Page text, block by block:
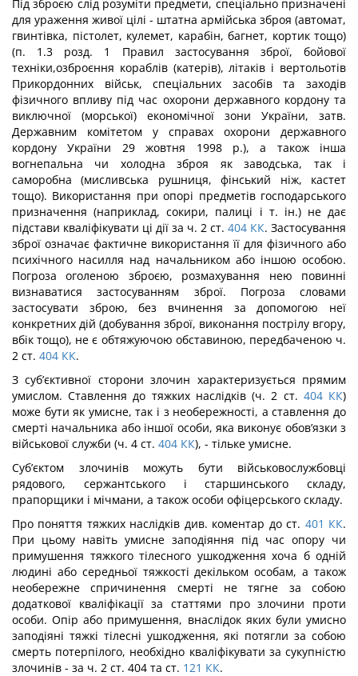
Під зброєю слід розуміти предмети, спеціально призначені
для ураження живої цілі - штатна армійська зброя (автомат,
гвинтівка, пістолет, кулемет, карабін, багнет, кортик тощо)
(п. 1.3 розд. 1 Правил застосування зброї, бойової
техніки,озброєння кораблів (катерів), літаків і вертольотів
Прикордонних військ, спеціальних засобів та заходів
фізичного впливу під час охорони державного кордону та
виключної (мор­ської) економічної зони України, затв.
Державним комітетом у справах охорони державного
кордону України 29 жовтня 1998 р.), а також інша
вогнепальна чи хо­лодна зброя як заводська, так і
саморобна (мисливська рушниця, фінський ніж, кастет
тощо). Використання при опорі предметів господарського
призначення (наприклад, сокири, палиці і т. ін.) не дає
підстави кваліфікувати ці дії за ч. 2 ст. 404 КК. Застосування
зброї означає фактичне використання її для фізичного або
психічного насилля над начальником або іншою особою.
Погроза оголеною зброєю, розмахування нею повин­ні
визнаватися застосуванням зброї. Погроза словами
застосувати зброю, без вчинен­ня за допомогою неї
конкретних дій (добування зброї, виконання пострілу вгору,
вбік тощо), не є обтяжуючою обставиною, передбаченою ч.
2 ст. 404 КК.
З суб’єктивної сторони злочин характеризується прямим
умислом. Ставлення до тяжких наслідків (ч. 2 ст. 404 КК)
може бути як умисне, так і з необережності, а ставлення до
смерті начальника або іншої особи, яка виконує обов’язки з
військової служби (ч. 4 ст. 404 КК), - тільке умисне.
Суб’єктом злочинів можуть бути військовослужбовці
рядового, сержантського і старшинського складу,
прапорщики і мічмани, а також особи офіцерського складу.
Про поняття тяжких наслідків див. коментар до ст. 401 КК.
При цьому навіть умисне заподіяння під час опору чи
примушення тяжкого тілесного ушкодження хоча б одній
людині або середньої тяжкості декільком особам, а також
необережне спри­чинення смерті не тягне за собою
додаткової кваліфікації за статтями про злочини проти
особи. Опір або примушення, внаслідок яких були умисно
заподіяні тяжкі ті­лесні ушкодження, які потягли за собою
смерть потерпілого, необхідно кваліфікувати за сукупністю
злочинів - за ч. 2 ст. 404 та ст. 121 КК.